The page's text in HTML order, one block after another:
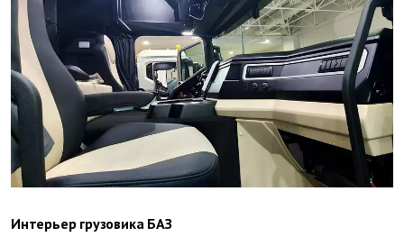
Интерьер грузовика БАЗ